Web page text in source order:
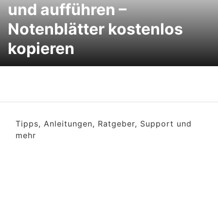
und aufführen –
Notenblätter kostenlos
kopieren
Tipps, Anleitungen, Ratgeber, Support und
mehr